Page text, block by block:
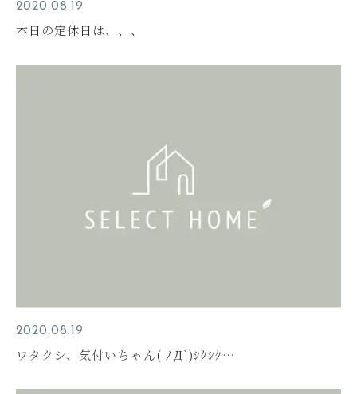
2020.08.19
本日の定休日は、、、
2020.08.19
ワタクシ、気付いちゃん( ﾉД`)ｼｸｼｸ…